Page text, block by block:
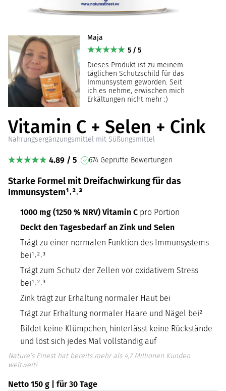
Maja
5 / 5
Dieses Produkt ist zu meinem
täglichen Schutzschild für das
Immunsystem geworden. Seit
ich es nehme, erwischen mich
Erkältungen nicht mehr :)
Vitamin C + Selen + Cink
Nahrungsergänzungsmittel mit Süßungsmittel
4.89 / 5 674 Geprüfte Bewertungen
Starke Formel mit Dreifachwirkung für das
Immunsystem¹˒²˒³
1000 mg (1250 % NRV) Vitamin C pro Portion
Deckt den Tagesbedarf an Zink und Selen
Trägt zu einer normalen Funktion des Immunsystems
bei¹˒²˒³
Trägt zum Schutz der Zellen vor oxidativem Stress
bei¹˒²˒³
Zink trägt zur Erhaltung normaler Haut bei
Trägt zur Erhaltung normaler Haare und Nägel bei²
Bildet keine Klümpchen, hinterlässt keine Rückstände
und löst sich jedes Mal vollständig auf
Nature’s Finest hat bereits mehr als 4,7 Millionen Kunden
weltweit!
Netto 150 g | für 30 Tage